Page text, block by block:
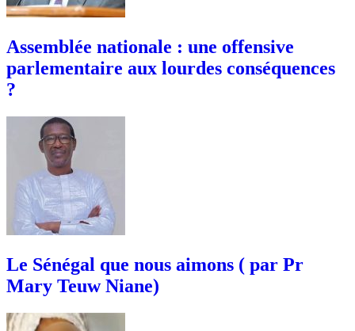
Assemblée nationale : une offensive
parlementaire aux lourdes conséquences
?
Le Sénégal que nous aimons ( par Pr
Mary Teuw Niane)